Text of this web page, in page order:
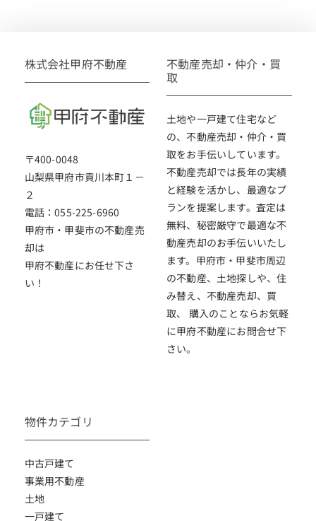
株式会社甲府不動産
〒400-0048
山梨県甲府市貢川本町１－
２
電話：055-225-6960
甲府市・甲斐市の不動産売
却は
甲府不動産にお任せ下さ
い！
不動産売却・仲介・買
取
土地や一戸建て住宅など
の、不動産売却・仲介・買
取をお手伝いしています。
不動産売却では長年の実績
と経験を活かし、最適なプ
ランを提案します。査定は
無料、秘密厳守で最適な不
動産売却のお手伝いいたし
ます。甲府市・甲斐市周辺
の不動産、土地探しや、住
み替え、不動産売却、買
取、 購入のことならお気軽
に甲府不動産にお問合せ下
さい。
物件カテゴリ
中古戸建て
事業用不動産
土地
一戸建て